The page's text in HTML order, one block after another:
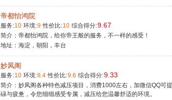
帝都怡鸿院
服务:10 环境:9 性价比:10 综合得分:9.67
简介：帝都怡鸿院，给你帝王般的服务，不一样的感受！
地址：海淀，朝阳，丰台
妙凤阁
服务:10 环境:8.4 性价比:9.6 综合得分:9.33
简介：妙凤阁各种特色减压项目，消费1000左右，加微信QQ可
碌与疲惫，令您细细感受专属，减压给您温馨舒适的环境。